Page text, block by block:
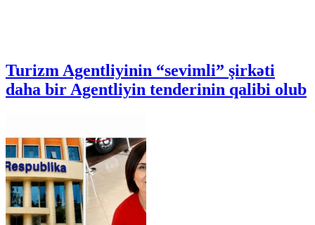
Turizm Agentliyinin “sevimli” şirkəti
daha bir Agentliyin tenderinin qalibi olub